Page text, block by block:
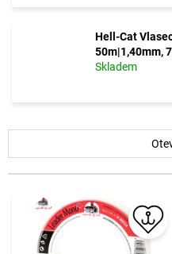
Hell-Cat
50m|1,40mm,
Skladem
ý
p